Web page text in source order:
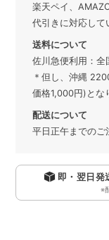
楽天ペイ、
代引きに対応して
送料について
佐川急便利用：
＊但し、沖縄
価格1,000円)とな
配送について
平日正午までのご
即・翌日発
※